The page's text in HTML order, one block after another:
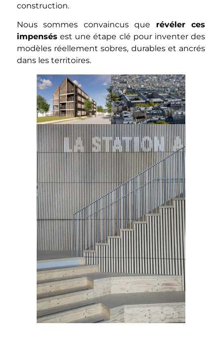
construction.
Nous sommes convaincus que révéler ces
impensés est une étape clé pour inventer des
modèles réellement sobres, durables et ancrés
dans les territoires.